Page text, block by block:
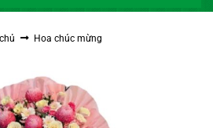
Hoa chúc mừng